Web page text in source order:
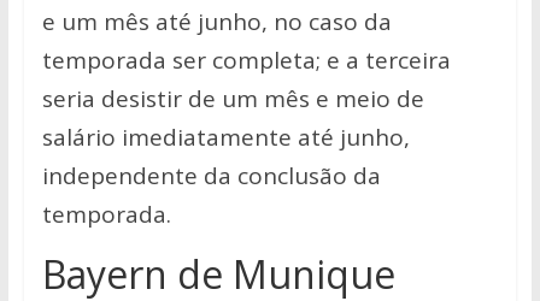
e um mês até junho, no caso da
temporada ser completa; e a terceira
seria desistir de um mês e meio de
salário imediatamente até junho,
independente da conclusão da
temporada.
Bayern de Munique